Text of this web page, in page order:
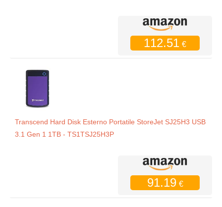
112.51 €
Transcend Hard Disk Esterno Portatile StoreJet SJ25H3 USB
3.1 Gen 1 1TB - TS1TSJ25H3P
91.19 €